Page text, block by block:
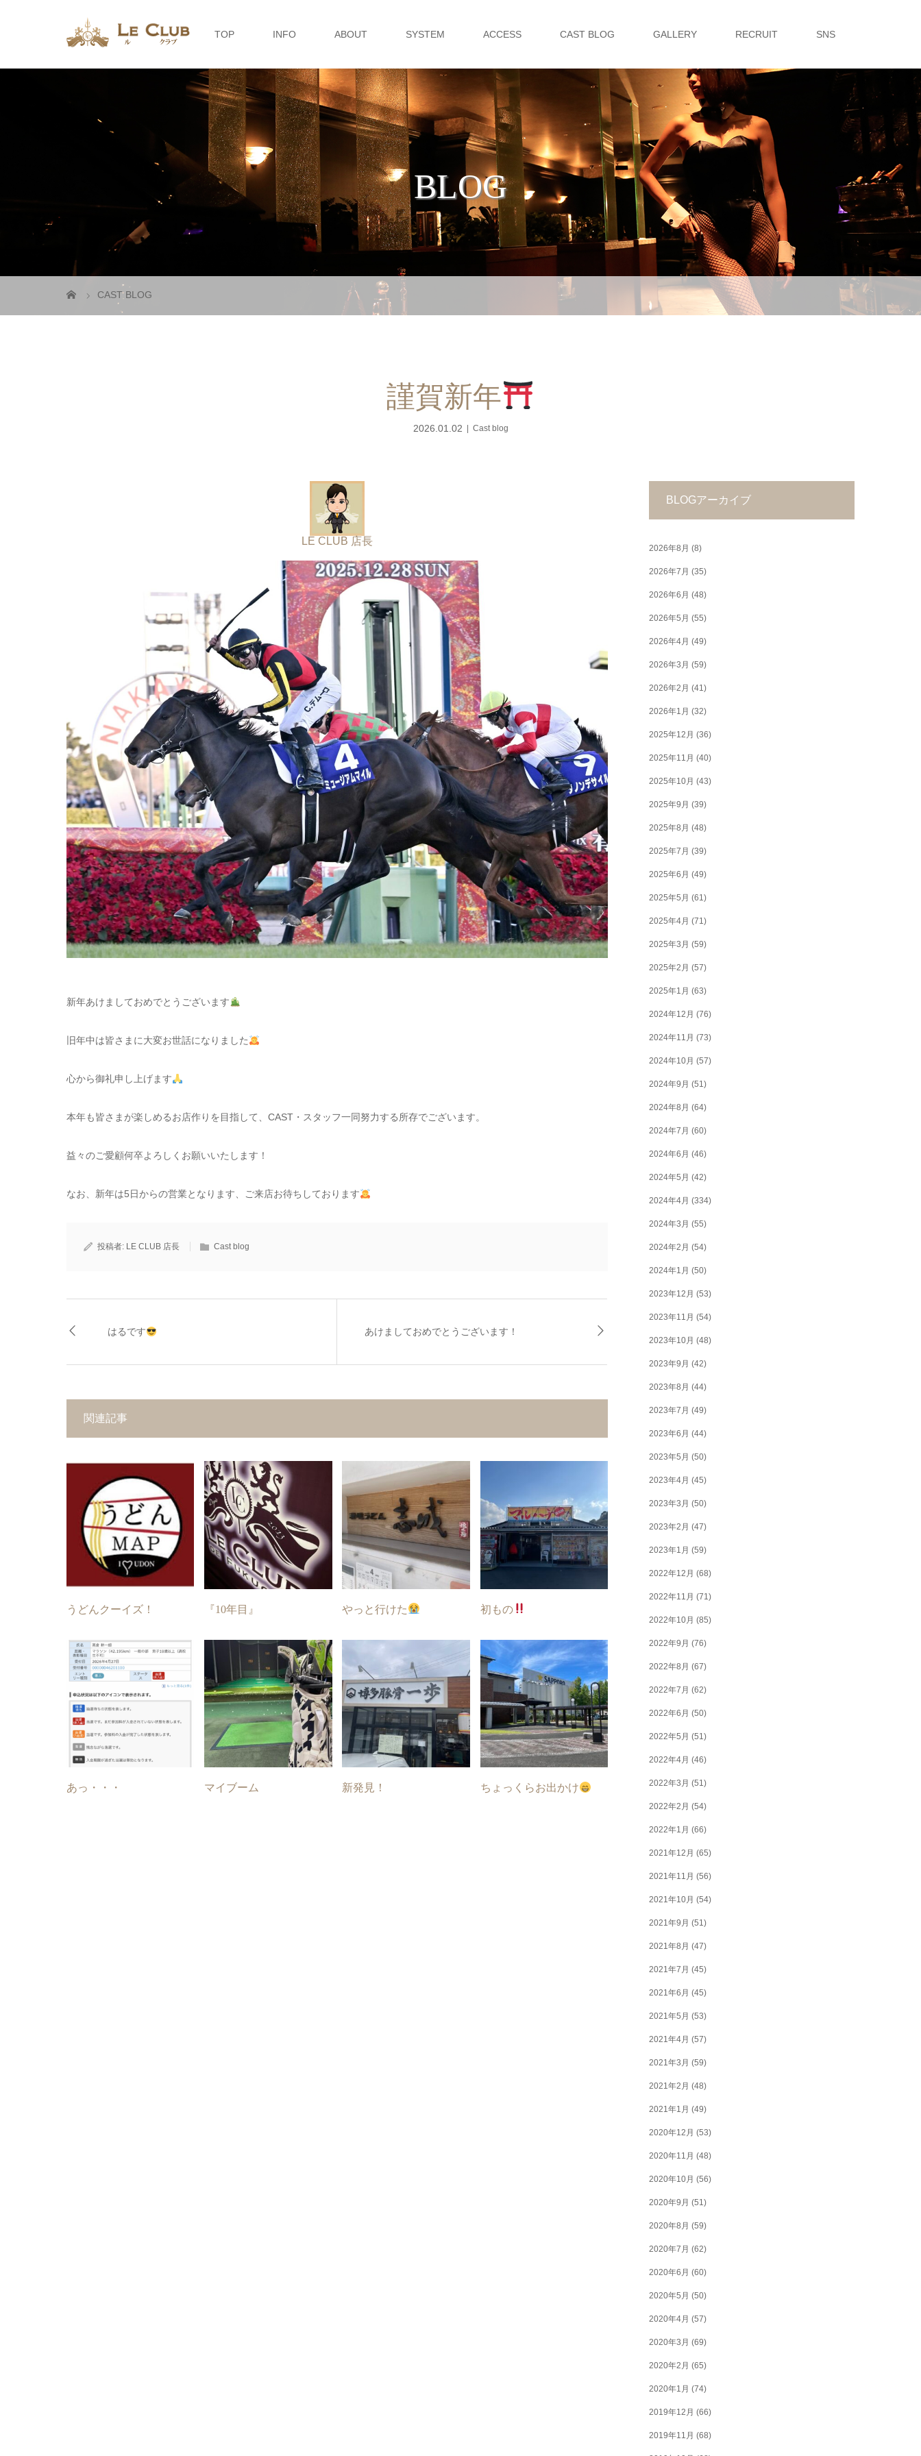
TOP INFO ABOUT SYSTEM ACCESS CAST BLOG GALLERY RECRUIT SNS
BLOG
CAST BLOG
謹賀新年
2026.01.02 Cast blog
LE CLUB 店長
新年あけましておめでとうございます
旧年中は皆さまに大変お世話になりました
心から御礼申し上げます
本年も皆さまが楽しめるお店作りを目指して、CAST・スタッフ一同努力する所存でございます。
益々のご愛顧何卒よろしくお願いいたします！
なお、新年は5日からの営業となります、ご来店お待ちしております
投稿者: LE CLUB 店長 Cast blog
はるです あけましておめでとうございます！
関連記事
うどんクーイズ！ 『10年目』 やっと行けた 初もの
あっ・・・ マイブーム 新発見！ ちょっくらお出かけ
BLOGアーカイブ
2026年8月 (8)
2026年7月 (35)
2026年6月 (48)
2026年5月 (55)
2026年4月 (49)
2026年3月 (59)
2026年2月 (41)
2026年1月 (32)
2025年12月 (36)
2025年11月 (40)
2025年10月 (43)
2025年9月 (39)
2025年8月 (48)
2025年7月 (39)
2025年6月 (49)
2025年5月 (61)
2025年4月 (71)
2025年3月 (59)
2025年2月 (57)
2025年1月 (63)
2024年12月 (76)
2024年11月 (73)
2024年10月 (57)
2024年9月 (51)
2024年8月 (64)
2024年7月 (60)
2024年6月 (46)
2024年5月 (42)
2024年4月 (334)
2024年3月 (55)
2024年2月 (54)
2024年1月 (50)
2023年12月 (53)
2023年11月 (54)
2023年10月 (48)
2023年9月 (42)
2023年8月 (44)
2023年7月 (49)
2023年6月 (44)
2023年5月 (50)
2023年4月 (45)
2023年3月 (50)
2023年2月 (47)
2023年1月 (59)
2022年12月 (68)
2022年11月 (71)
2022年10月 (85)
2022年9月 (76)
2022年8月 (67)
2022年7月 (62)
2022年6月 (50)
2022年5月 (51)
2022年4月 (46)
2022年3月 (51)
2022年2月 (54)
2022年1月 (66)
2021年12月 (65)
2021年11月 (56)
2021年10月 (54)
2021年9月 (51)
2021年8月 (47)
2021年7月 (45)
2021年6月 (45)
2021年5月 (53)
2021年4月 (57)
2021年3月 (59)
2021年2月 (48)
2021年1月 (49)
2020年12月 (53)
2020年11月 (48)
2020年10月 (56)
2020年9月 (51)
2020年8月 (59)
2020年7月 (62)
2020年6月 (60)
2020年5月 (50)
2020年4月 (57)
2020年3月 (69)
2020年2月 (65)
2020年1月 (74)
2019年12月 (66)
2019年11月 (68)